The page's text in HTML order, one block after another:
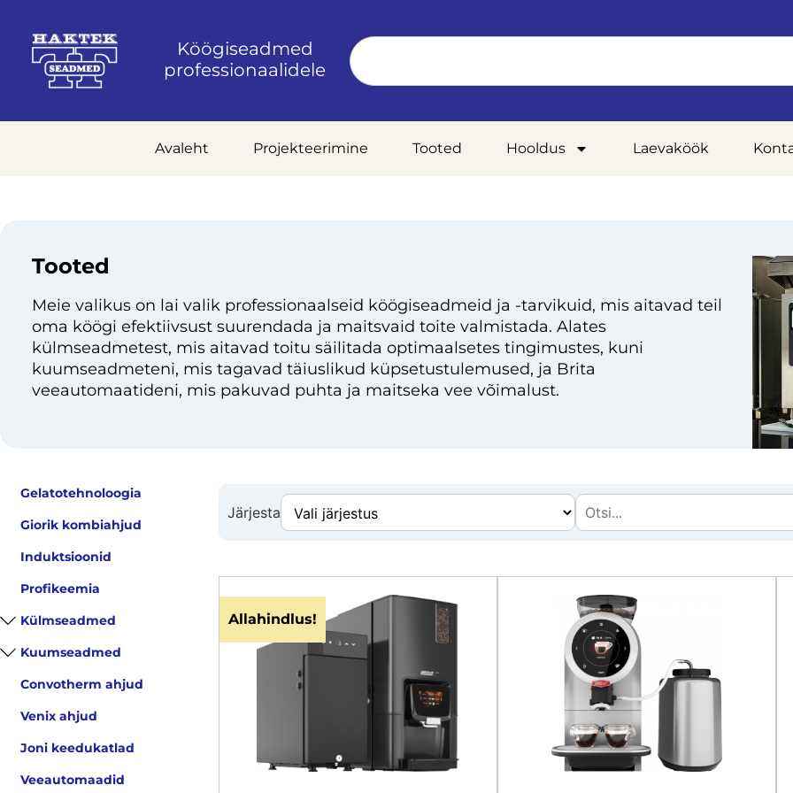
Köögiseadmed
professionaalidele
Avaleht Projekteerimine Tooted Hooldus Laevaköök
Tooted
Meie valikus on lai valik professionaalseid köögiseadmeid ja -tarvikuid, mis aitavad teil
oma köögi efektiivsust suurendada ja maitsvaid toite valmistada. Alates
külmseadmetest, mis aitavad toitu säilitada optimaalsetes tingimustes, kuni
kuumseadmeteni, mis tagavad täiuslikud küpsetustulemused, ja Brita
veeautomaatideni, mis pakuvad puhta ja maitseka vee võimalust.
Gelatotehnoloogia
Giorik kombiahjud
Induktsioonid
Profikeemia
Külmseadmed
Kuumseadmed
Convotherm ahjud
Venix ahjud
Joni keedukatlad
Veeautomaadid
Järjesta
Allahindlus!